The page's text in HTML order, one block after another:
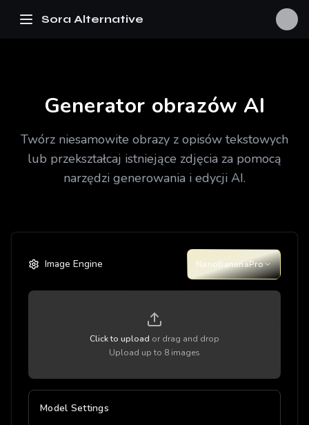
Sora Alternative
Generator obrazów AI
Twórz niesamowite obrazy z opisów tekstowych
lub przekształcaj istniejące zdjęcia za pomocą
narzędzi generowania i edycji AI.
Image Engine NanoBananaPro
Click to upload or drag and drop
Upload up to 8 images
Model Settings